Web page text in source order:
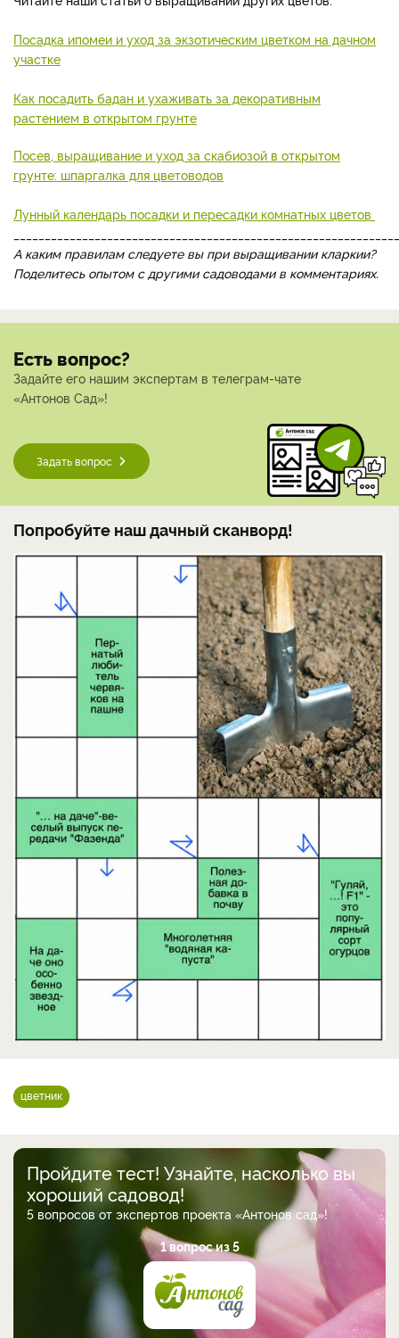
Посадка ипомеи и уход за экзотическим цветком на дачном
участке
Как посадить бадан и ухаживать за декоративным
растением в открытом грунте
Посев, выращивание и уход за скабиозой в открытом
грунте: шпаргалка для цветоводов
Лунный календарь посадки и пересадки комнатных цветов
А каким правилам следуете вы при выращивании кларкии?
Поделитесь опытом с другими садоводами в комментариях.
Есть вопрос?
Задайте его нашим экспертам в телеграм-чате
«Антонов Сад»!
Задать вопрос
Попробуйте наш дачный сканворд!
цветник
Пройдите тест! Узнайте, насколько вы
хороший садовод!
5 вопросов от экспертов проекта «Антонов сад»!
1 вопрос из 5